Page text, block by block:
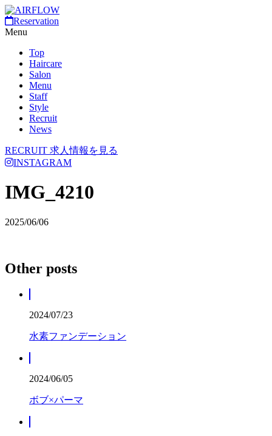
Reservation
Menu
Top
Haircare
Salon
Menu
Staff
Style
Recruit
News
RECRUIT 求人情報を見る
INSTAGRAM
IMG_4210
2025/06/06
Other posts
2024/07/23
水素ファンデーション
2024/06/05
ボブ×パーマ